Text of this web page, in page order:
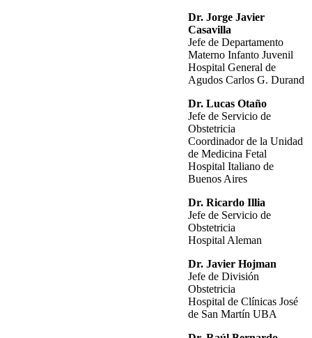
Dr. Jorge Javier
Casavilla
Jefe de Departamento
Materno Infanto Juvenil
Hospital General de
Agudos Carlos G. Durand
Dr. Lucas Otaño
Jefe de Servicio de
Obstetricia
Coordinador de la Unidad
de Medicina Fetal
Hospital Italiano de
Buenos Aires
Dr. Ricardo Illia
Jefe de Servicio de
Obstetricia
Hospital Aleman
Dr. Javier Hojman
Jefe de División
Obstetricia
Hospital de Clínicas José
de San Martín UBA